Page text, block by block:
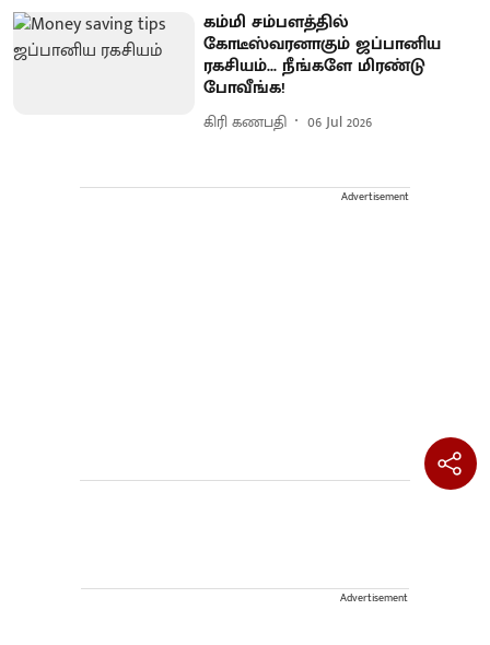
கம்மி சம்பளத்தில்
கோடீஸ்வரனாகும் ஜப்பானிய
ரகசியம்... நீங்களே மிரண்டு
போவீங்க!
கிரி கணபதி 06 Jul 2026
Advertisement
Advertisement